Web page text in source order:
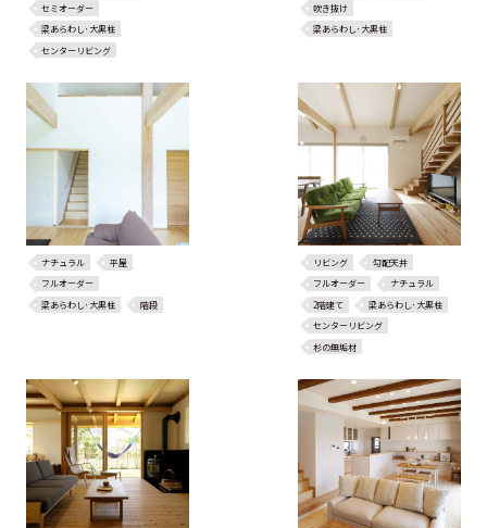
セミオーダー
梁あらわし･大黒柱
センターリビング
吹き抜け
梁あらわし･大黒柱
ナチュラル
平屋
フルオーダー
梁あらわし･大黒柱
階段
リビング
勾配天井
フルオーダー
ナチュラル
2階建て
梁あらわし･大黒柱
センターリビング
杉の無垢材